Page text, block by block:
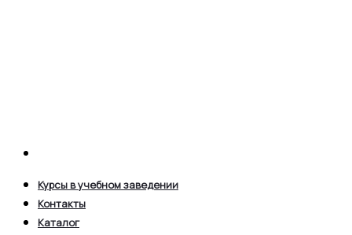
Курсы в учебном заведении
Контакты
Каталог